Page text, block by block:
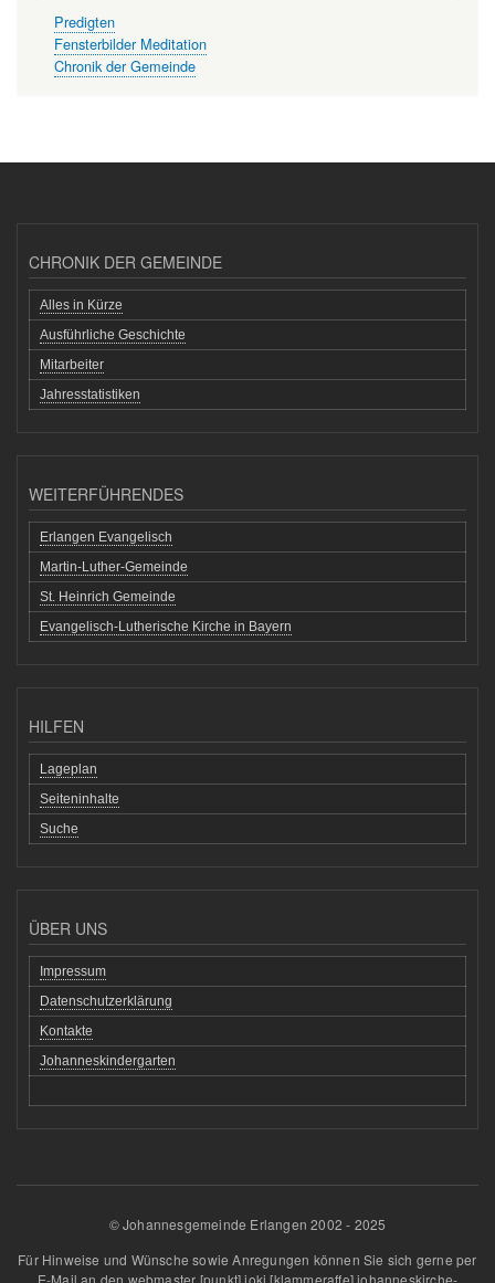
Predigten
Fensterbilder Meditation
Chronik der Gemeinde
CHRONIK DER GEMEINDE
Alles in Kürze
Ausführliche Geschichte
Mitarbeiter
Jahresstatistiken
WEITERFÜHRENDES
Erlangen Evangelisch
Martin-Luther-Gemeinde
St. Heinrich Gemeinde
Evangelisch-Lutherische Kirche in Bayern
HILFEN
Lageplan
Seiteninhalte
Suche
ÜBER UNS
Impressum
Datenschutzerklärung
Kontakte
Johanneskindergarten
© Johannesgemeinde Erlangen 2002 - 2025
Für Hinweise und Wünsche sowie Anregungen können Sie sich gerne per